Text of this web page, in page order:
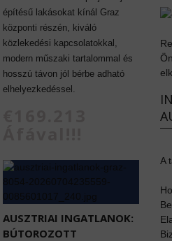
AUSZTRIAI INGATLANOK:
BÚTOROZOTT
építésű lakásokat kínál Graz
központi részén, kiváló
közlekedési kapcsolatokkal,
modern műszaki tartalommal és
hosszú távon jól bérbe adható
elhelyezkedéssel.
A